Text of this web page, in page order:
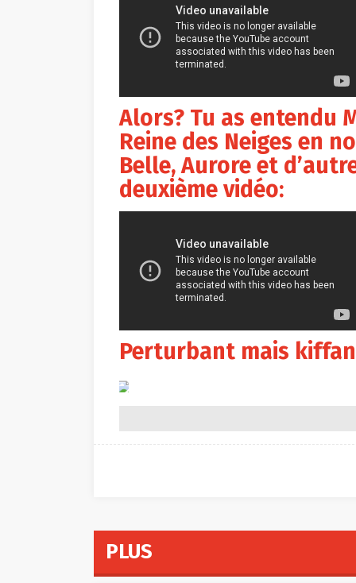
Alors? Tu as entendu
Reine des Neiges en
Belle, Aurore et
deuxième vidéo:
Perturbant mais
PLUS